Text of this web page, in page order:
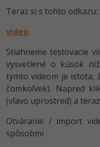
Teraz si s tohto odkazu:
video
Stiahneme testovacie
vysvetlené o kúsok
týmto videom je istota,
čomkoľvek). Napred
(vľavo uprostred) a
Otváranie / import
spôsobmi